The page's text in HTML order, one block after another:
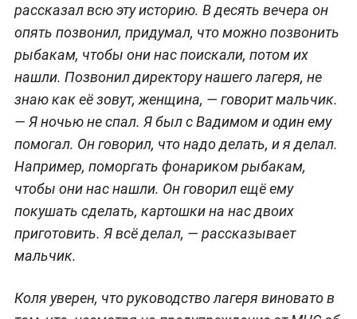
рассказал всю эту историю. В десять вечера он
опять позвонил, придумал, что можно позвонить
рыбакам, чтобы они нас поискали, потом их
нашли. Позвонил директору нашего лагеря, не
знаю как её зовут, женщина, — говорит мальчик.
— Я ночью не спал. Я был с Вадимом и один ему
помогал. Он говорил, что надо делать, и я делал.
Например, поморгать фонариком рыбакам,
чтобы они нас нашли. Он говорил ещё ему
покушать сделать, картошки на нас двоих
приготовить. Я всё делал, — рассказывает
мальчик.
Коля уверен, что руководство лагеря виновато в